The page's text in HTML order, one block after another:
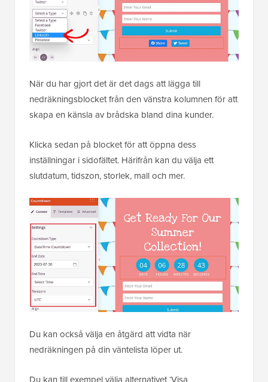
När du har gjort det är det dags att lägga till
nedräkningsblocket från den vänstra kolumnen för att
skapa en känsla av brådska bland dina kunder.
Klicka sedan på blocket för att öppna dess
inställningar i sidofältet. Härifrån kan du välja ett
slutdatum, tidszon, storlek, mall och mer.
Du kan också välja en åtgärd att vidta när
nedräkningen på din väntelista löper ut.